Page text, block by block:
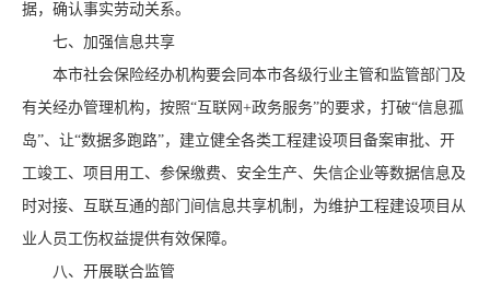
据，确认事实劳动关系。
七、加强信息共享
本市社会保险经办机构要会同本市各级行业主管和监管部门及
有关经办管理机构，按照“互联网+政务服务”的要求，打破“信息孤
岛”、让“数据多跑路”，建立健全各类工程建设项目备案审批、开
工竣工、项目用工、参保缴费、安全生产、失信企业等数据信息及
时对接、互联互通的部门间信息共享机制，为维护工程建设项目从
业人员工伤权益提供有效保障。
八、开展联合监管